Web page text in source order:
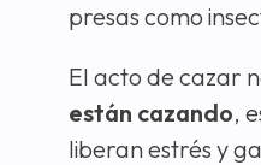
presas como
El acto de cazar
están cazando,
liberan estrés y